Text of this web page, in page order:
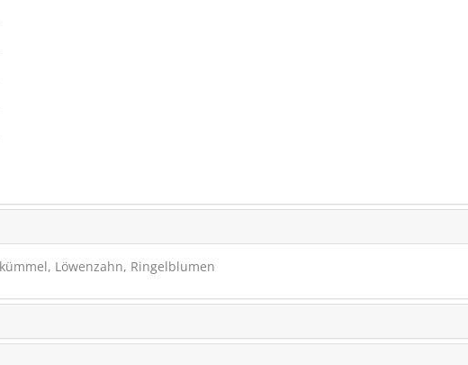
Löwenzahn, Ringelblumen